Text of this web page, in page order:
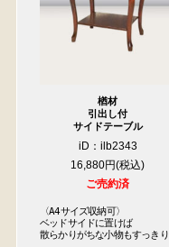
楢材
引出し付
サイドテーブル
iD：ilb2343
16,880円
ご売約済
〈A4サイズ収納可〉
ベッドサイドに置けば
散らかりがちな小物もすっきり